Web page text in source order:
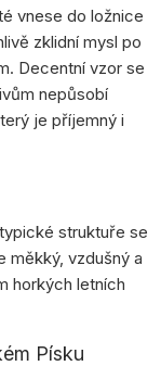
vnese do ložnice
zklidní mysl po
Decentní vzor se
nepůsobí
je příjemný i
struktuře se
měkký, vzdušný a
horkých letních
Písku